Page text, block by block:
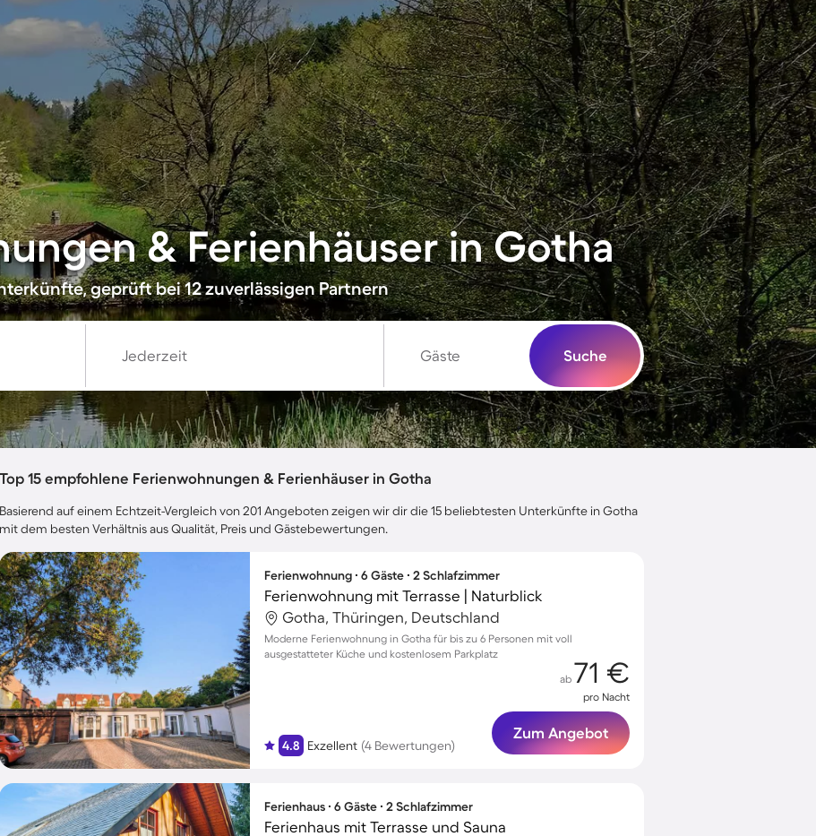
& Ferienhäuser in Gotha
geprüft bei 12 zuverlässigen Partnern
Jederzeit Gäste Suche
Top 15 empfohlene Ferienwohnungen & Ferienhäuser in Gotha
Basierend auf einem Echtzeit-Vergleich von 201 Angeboten zeigen wir dir die 15 beliebtesten Unterkünfte in Gotha
mit dem besten Verhältnis aus Qualität, Preis und Gästebewertungen.
Ferienwohnung ∙ 6 Gäste ∙ 2 Schlafzimmer
Ferienwohnung mit Terrasse | Naturblick
Gotha, Thüringen, Deutschland
Moderne Ferienwohnung in Gotha für bis zu 6 Personen mit voll
ausgestatteter Küche und kostenlosem Parkplatz
4.8 Exzellent (4 Bewertungen)
ab 71 €
pro Nacht
Zum Angebot
Ferienhaus ∙ 6 Gäste ∙ 2 Schlafzimmer
Ferienhaus mit Terrasse und Sauna